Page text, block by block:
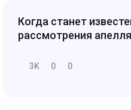
Когда станет
рассмотрения
3K 0 0